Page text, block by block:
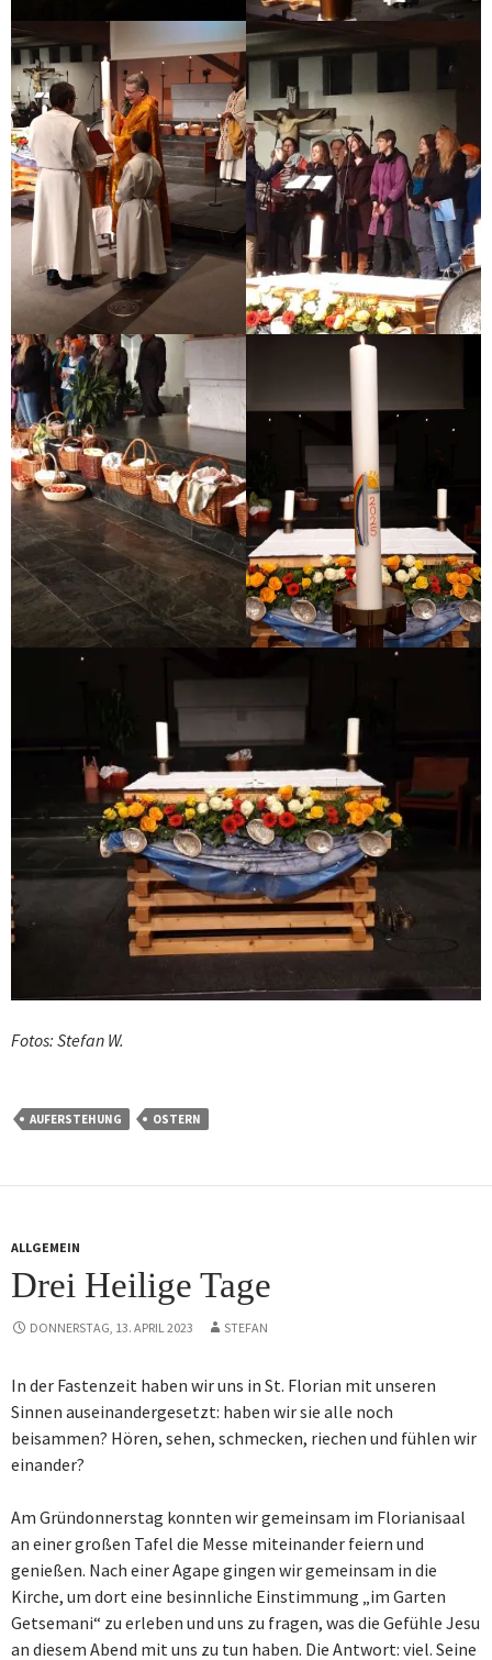
Fotos: Stefan W.
AUFERSTEHUNG OSTERN
ALLGEMEIN
Drei Heilige Tage
DONNERSTAG, 13. APRIL 2023 STEFAN
In der Fastenzeit haben wir uns in St. Florian mit unseren
Sinnen auseinandergesetzt: haben wir sie alle noch
beisammen? Hören, sehen, schmecken, riechen und fühlen wir
einander?
Am Gründonnerstag konnten wir gemeinsam im Florianisaal
an einer großen Tafel die Messe miteinander feiern und
genießen. Nach einer Agape gingen wir gemeinsam in die
Kirche, um dort eine besinnliche Einstimmung „im Garten
Getsemani“ zu erleben und uns zu fragen, was die Gefühle Jesu
an diesem Abend mit uns zu tun haben. Die Antwort: viel. Seine